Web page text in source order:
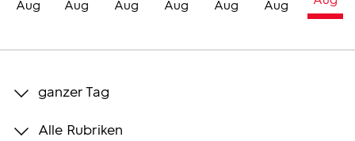
Trailer
Bilder
Aug Aug Aug Aug Aug Aug
ganzer Tag
Alle Rubriken